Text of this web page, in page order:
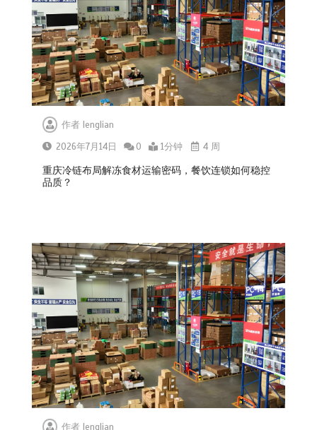
作者 lenglian
2026年7月14日
0 1分钟 4 周
重庆冷链布局解冻食材运输密码，餐饮连锁如何稳控
品质？
作者 lenglian